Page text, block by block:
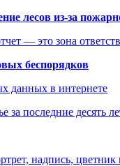
лесов из-за
— это зона
беспорядков
данных в интернете
за последние десять
надпись, цветник